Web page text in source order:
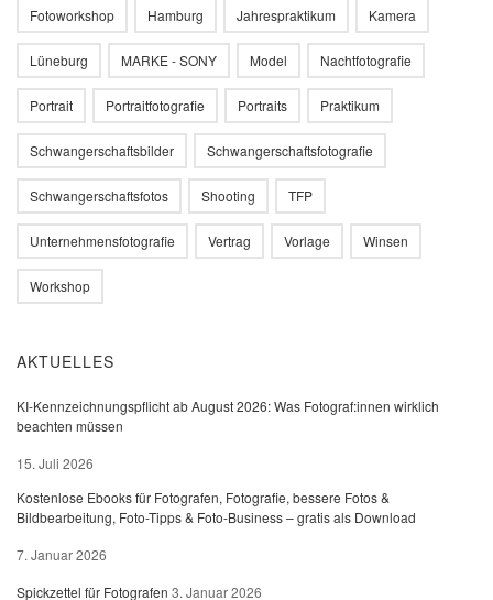
Fotoworkshop Hamburg Jahrespraktikum Kamera
Lüneburg MARKE - SONY Model Nachtfotografie
Portrait Portraitfotografie Portraits Praktikum
Schwangerschaftsbilder Schwangerschaftsfotografie
Schwangerschaftsfotos Shooting TFP
Unternehmensfotografie Vertrag Vorlage Winsen
Workshop
AKTUELLES
KI-Kennzeichnungspflicht ab August 2026: Was Fotograf:innen wirklich
beachten müssen
15. Juli 2026
Kostenlose Ebooks für Fotografen, Fotografie, bessere Fotos &
Bildbearbeitung, Foto-Tipps & Foto-Business – gratis als Download
7. Januar 2026
Spickzettel für Fotografen 3. Januar 2026